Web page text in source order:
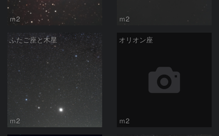
ｍ2 ｍ2
ふたご座と木星
ｍ2
オリオン座
ｍ2